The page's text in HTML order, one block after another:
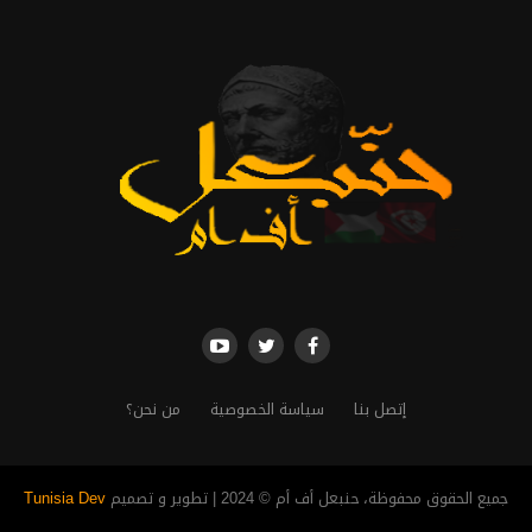
إتصل بنا سياسة الخصوصية من نحن؟
جميع الحقوق محفوظة، حنبعل أف أم © 2024 | تطوير و تصميم Tunisia Dev